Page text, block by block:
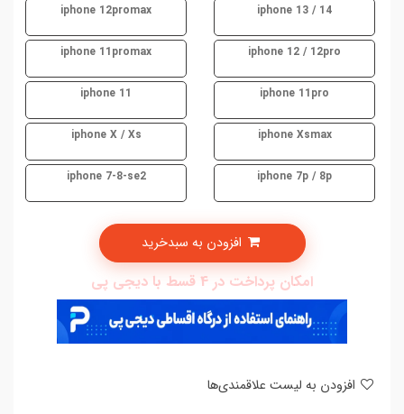
iphone 13 / 14
iphone 12promax
iphone 12 / 12pro
iphone 11promax
iphone 11pro
iphone 11
iphone Xsmax
iphone X / Xs
iphone 7p / 8p
iphone 7-8-se2
امکان پرداخت در 4 قسط با دیجی پی